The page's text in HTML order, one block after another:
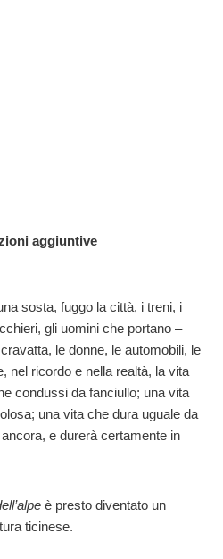
aggiuntive
sosta, fuggo la città, i treni, i
gli uomini che portano –
le donne, le automobili, le
nel ricordo e nella realtà, la vita
condussi da fanciullo; una vita
una vita che dura uguale da
e durerà certamente in
è presto diventato un
ticinese.